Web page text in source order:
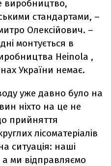
виробництво,
стандартами, –
Олексійович. –
монтується в
Heinola ,
України немає.
уже давно було на
ніхто на це не
прийняття
лісоматеріалів
ситуація: наші
ми відправляємо